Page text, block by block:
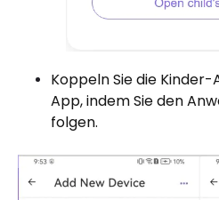
Koppeln Sie die
App, indem Sie den
folgen.